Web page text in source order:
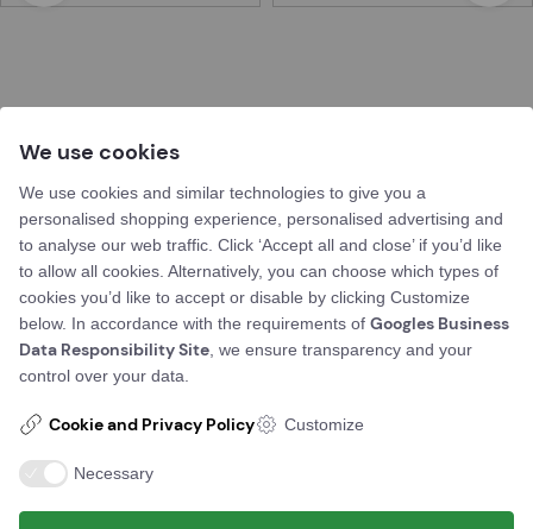
Contact us
Gudhjemvej 27
Østerlars, 3760 Gudhjem
Email: info@bornpark.dk
Tlf:+45 56 96 56 96
Booking
Book a time now
Or call us on+45 56 96 56 96
We use cookies
We use cookies and similar technologies to give you a
personalised shopping experience, personalised advertising and
to analyse our web traffic. Click ‘Accept all and close’ if you’d like
to allow all cookies. Alternatively, you can choose which types of
cookies you’d like to accept or disable by clicking Customize
below. In accordance with the requirements of Googles Business
Data Responsibility Site , we ensure transparency and your
control over your data.
Cookie and Privacy Policy Customize
Necessary